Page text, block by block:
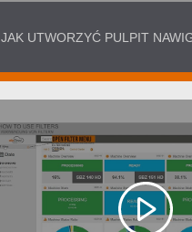
JAK UTWORZYĆ PULPIT